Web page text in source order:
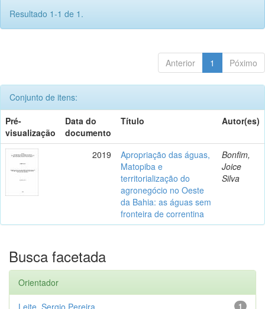
Resultado 1-1 de 1.
Anterior 1 Póximo
Conjunto de itens:
Pré-
visualização
Data do
documento
Título Autor(es)
2019
Apropriação das águas,
Matopiba e
territorialização do
agronegócio no Oeste
da Bahia: as águas sem
fronteira de correntina
Bonfim,
Joice
Silva
Busca facetada
Orientador
1
Leite, Sergio Pereira